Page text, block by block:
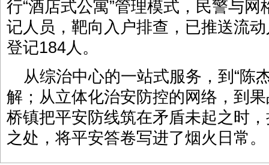
行“酒店式公寓”管理模式，民警与
记人员，靶向入户排查，已推送流
登记184人。
从综治中心的一站式服务，到“陈
解；从立体化治安防控的网络，到
桥镇把平安防线筑在矛盾未起之时
之处，将平安答卷写进了烟火日常。